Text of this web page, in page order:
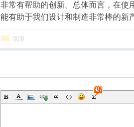
非常有帮助的创新。总体而言，在使
能有助于我们设计和制造非常棒的新
回复